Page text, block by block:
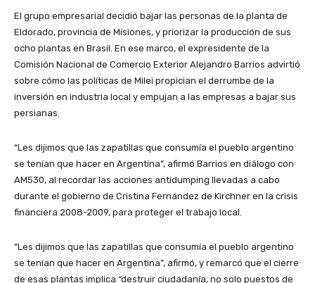
El grupo empresarial decidió bajar las personas de la planta de
Eldorado, provincia de Misiones, y priorizar la producción de sus
ocho plantas en Brasil. En ese marco, el expresidente de la
Comisión Nacional de Comercio Exterior Alejandro Barrios advirtió
sobre cómo las políticas de Milei propician el derrumbe de la
inversión en industria local y empujan a las empresas a bajar sus
persianas.
“Les dijimos que las zapatillas que consumía el pueblo argentino
se tenían que hacer en Argentina”, afirmó Barrios en diálogo con
AM530, al recordar las acciones antidumping llevadas a cabo
durante el gobierno de Cristina Fernández de Kirchner en la crisis
financiera 2008-2009, para proteger el trabajo local.
“Les dijimos que las zapatillas que consumía el pueblo argentino
se tenían que hacer en Argentina”, afirmó, y remarcó que el cierre
de esas plantas implica “destruir ciudadanía, no solo puestos de